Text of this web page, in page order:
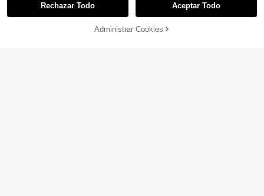
¡41% DE DESCUENTO!
Rechazar Todo Aceptar Todo
Administrar Cookies